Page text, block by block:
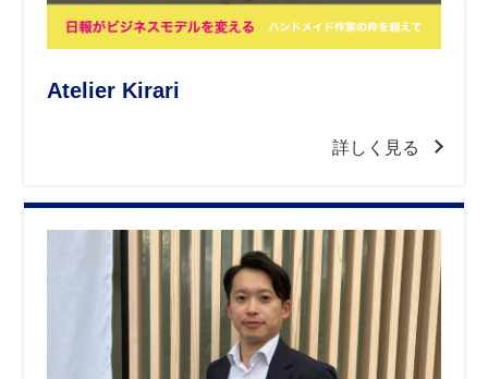
Atelier Kirari
詳しく見る